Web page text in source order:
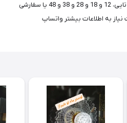
تعداد معمول تکی ، سه تایی، شش تایی، 12 و 18 و 28 و 38 و 48 یا سفارشی
صورت نیاز به اطلاعات بیشتر واتساپ